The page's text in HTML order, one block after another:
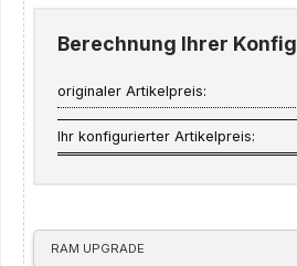
RAM UPGRADE
Berechnung Ihrer
originaler Artikelpreis:
Ihr konfigurierter Artikelpreis: